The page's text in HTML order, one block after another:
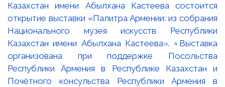
Казахстан имени Абылхана Кастеева состоится
открытие выставки «Палитра Армении: из собрания
Национального музея искусств Республики
Казахстан имени Абылхана Кастеева». ▫️Выставка
организована при поддержке Посольства
Республики Армения в Республике Казахстан и
Почётного консульства Республики Армения в